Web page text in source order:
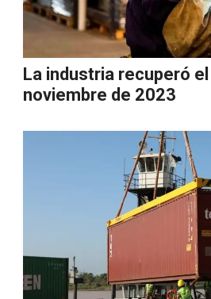
La industria recuperó
noviembre de 2023